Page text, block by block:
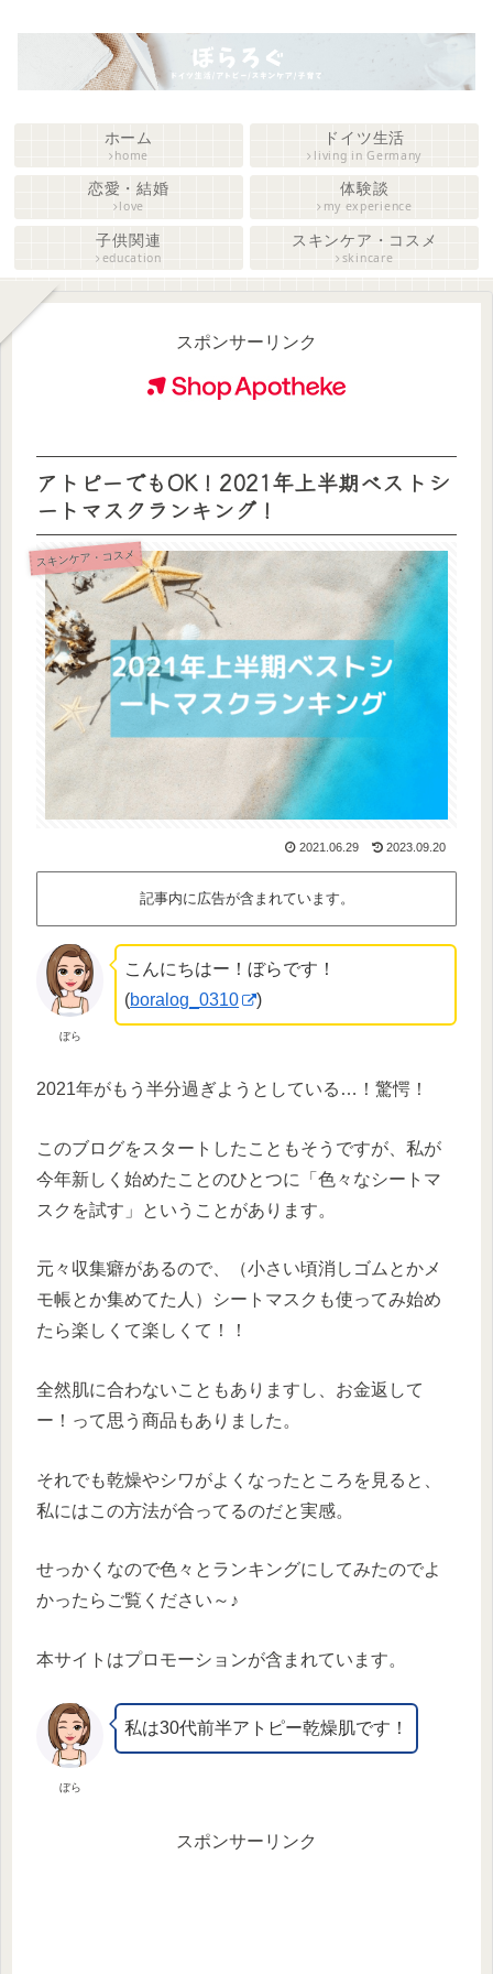
ホーム
home
ドイツ生活
living in Germany
恋愛・結婚
love
体験談
my experience
子供関連
education
スキンケア・コスメ
skincare
スポンサーリンク
アトピーでもOK！2021年上半期ベストシ
ートマスクランキング！
スキンケア・コスメ
2021.06.29 2023.09.20
記事内に広告が含まれています。
ぼら
こんにちはー！ぼらです！
(boralog_0310 )
2021年がもう半分過ぎようとしている…！驚愕！
このブログをスタートしたこともそうですが、私が
今年新しく始めたことのひとつに「色々なシートマ
スクを試す」ということがあります。
元々収集癖があるので、（小さい頃消しゴムとかメ
モ帳とか集めてた人）シートマスクも使ってみ始め
たら楽しくて楽しくて！！
全然肌に合わないこともありますし、お金返して
ー！って思う商品もありました。
それでも乾燥やシワがよくなったところを見ると、
私にはこの方法が合ってるのだと実感。
せっかくなので色々とランキングにしてみたのでよ
かったらご覧ください～♪
本サイトはプロモーションが含まれています。
ぼら
私は30代前半アトピー乾燥肌です！
スポンサーリンク